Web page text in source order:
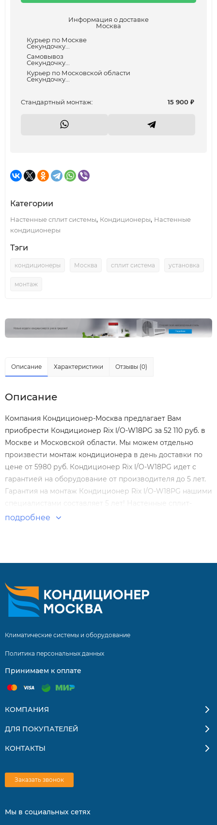
Информация о доставке
Москва
Курьер по Москве
Секундочку...
Самовывоз
Секундочку...
Курьер по Московской области
Секундочку...
Cтандартный монтаж: 15 900 ₽
Категории
Настенные сплит системы, Кондиционеры, Настенные
кондиционеры
Тэги
кондиционеры Москва сплит система установка
монтаж
Описание Характеристики Отзывы (0)
Описание
Компания Кондиционер-Москва предлагает Вам
приобрести Кондиционер Rix I/O-W18PG за 52 110 руб. в
Москве и Московской области. Мы можем отдельно
произвести монтаж кондиционера в день доставки по
цене от 5980 руб. Кондиционер Rix I/O-W18PG идет с
гарантией на оборудование от производителя до 5 лет.
Гарантия на монтаж Кондиционер Rix I/O-W18PG нашими
специалистами составляет 5 лет! Настенные сплит-
системы по выгодным ценам. Большой выбор. Отзывы
подробнее
Климатические системы и оборудование
Политика персональных данных
Принимаем к оплате
КОМПАНИЯ
ДЛЯ ПОКУПАТЕЛЕЙ
КОНТАКТЫ
Заказать звонок
Мы в социальных сетях